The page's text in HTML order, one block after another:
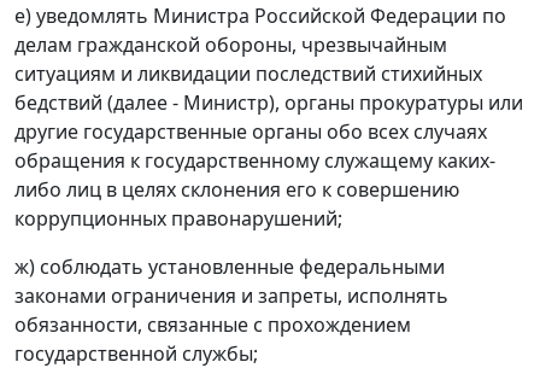
е) уведомлять Министра Российской Федерации по
делам гражданской обороны, чрезвычайным
ситуациям и ликвидации последствий стихийных
бедствий (далее - Министр), органы прокуратуры или
другие государственные органы обо всех случаях
обращения к государственному служащему каких-
либо лиц в целях склонения его к совершению
коррупционных правонарушений;
ж) соблюдать установленные федеральными
законами ограничения и запреты, исполнять
обязанности, связанные с прохождением
государственной службы;